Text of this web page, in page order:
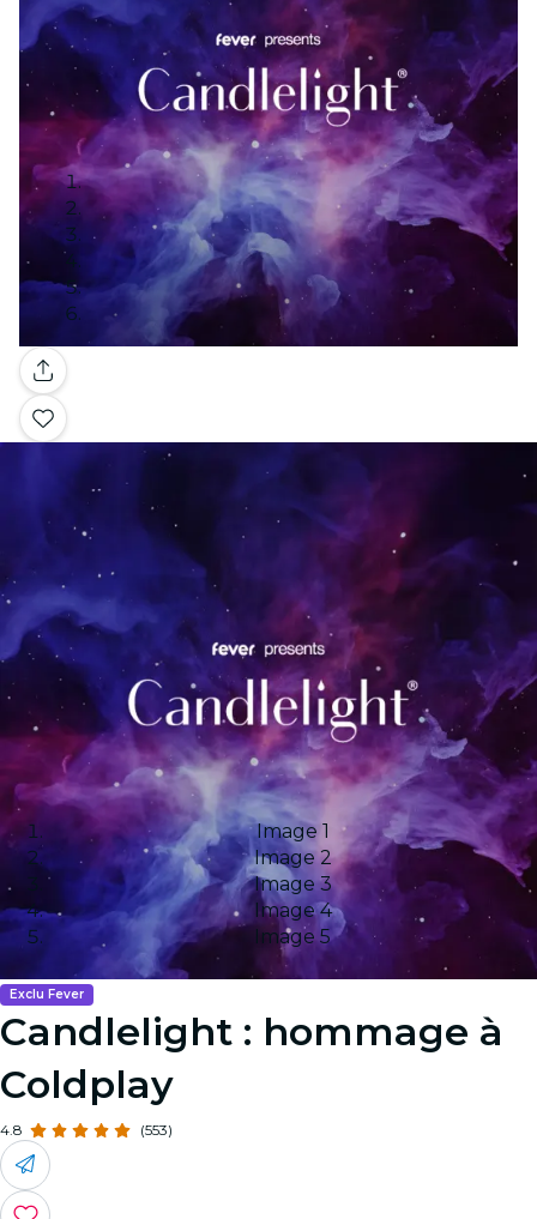
Galerie
Image 1
Image 2
Image 3
Image 4
Image 5
Exclu Fever
Candlelight : hommage à
Coldplay
4.8 (553)